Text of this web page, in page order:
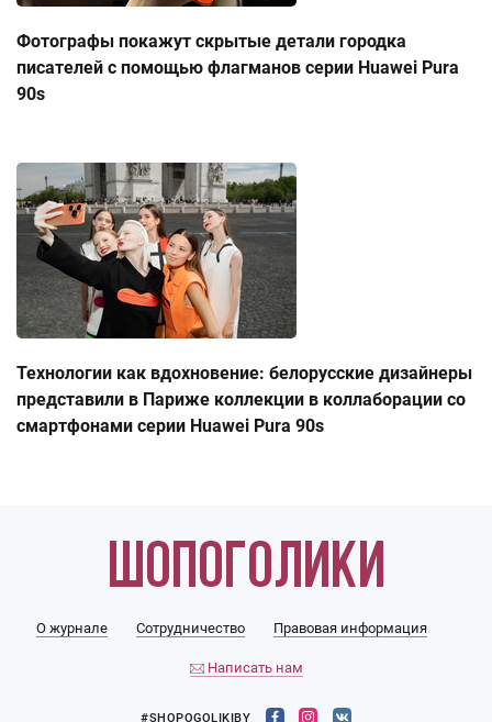
Фотографы покажут скрытые детали городка
писателей с помощью флагманов серии Huawei Pura
90s
Технологии как вдохновение: белорусские дизайнеры
представили в Париже коллекции в коллаборации со
смартфонами серии Huawei Pura 90s
О журнале Сотрудничество Правовая информация
Написать нам
#SHOPOGOLIKIBY